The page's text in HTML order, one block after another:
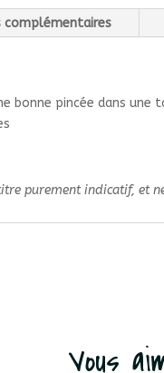
bonne pincée dans une
purement indicatif, et
Vous